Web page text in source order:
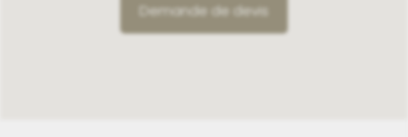
Demande de devis